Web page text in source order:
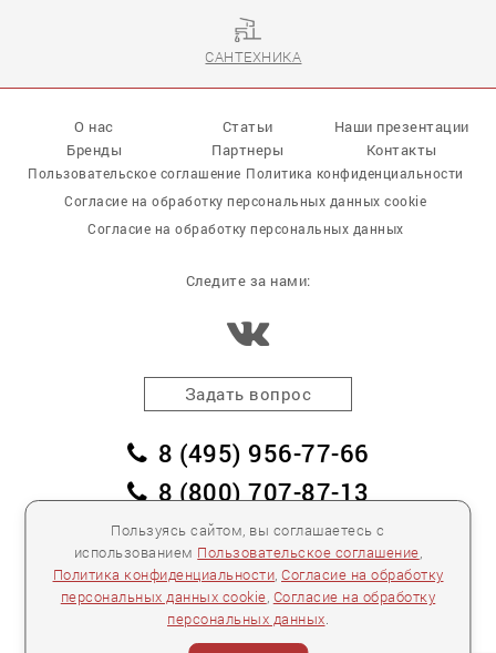
Пользуясь сайтом, вы соглашаетесь с
использованием Пользовательское соглашение
Политика конфиденциальности Согласие на обработку
персональных данных cookie Согласие на обработку
персональных данных
САНТЕХНИКА
О нас Статьи
Наши презентации
Бренды
Партнеры Контакты
Пользовательское соглашение Политика конфиденциальности
Согласие на обработку персональных данных cookie
Согласие на обработку персональных данных
Следите за нами:
Задать вопрос
8 (495) 956-77-66
8 (800) 707-87-13
заказать обратный звонок
пл. Победы, дом 2, корпус 2
Для спецификаций и предложений:info@mebelclub.ru
Выставленные на данном сайте предложения
публичной офертой не являются.